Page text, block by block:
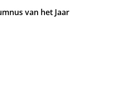
van het Jaar